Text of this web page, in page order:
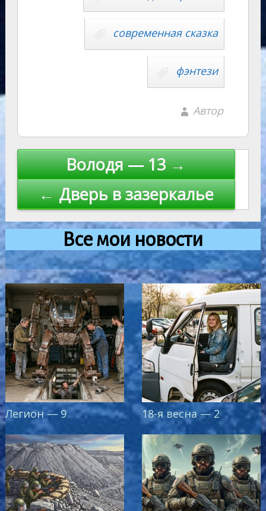
современная сказка
фэнтези
Автор
Навигация
по
записям
Володя — 13 →
← Дверь в зазеркалье
Все мои новости
Легион — 9 18-я весна — 2